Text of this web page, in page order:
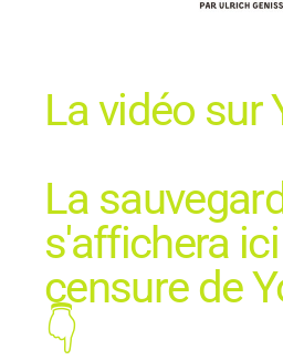
La vidéo sur
La
s'affichera
censure de
👇